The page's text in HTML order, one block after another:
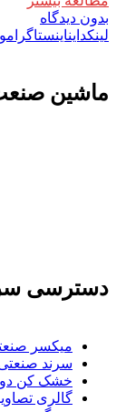
بدون دیدگاه
لینکدایناینستاگرام
ماشين
دسترسی
میکسر
سرند
خشک کن
گالری